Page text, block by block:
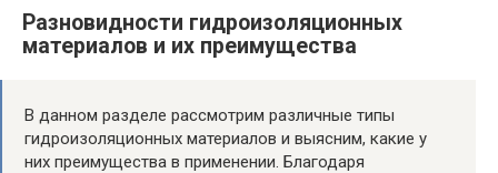
Разновидности гидроизоляционных
материалов и их преимущества
В данном разделе рассмотрим различные типы
гидроизоляционных материалов и выясним, какие у
них преимущества в применении. Благодаря